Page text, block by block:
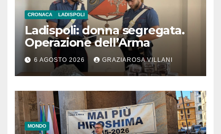
CRONACA LADISPOLI
Ladispoli: donna segregata.
Operazione dell’Arma
6 AGOSTO 2026 GRAZIAROSA VILLANI
MONDO